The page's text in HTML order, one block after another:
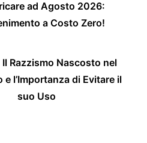
ad Agosto 2026:
a Costo Zero!
Razzismo Nascosto nel
e l’Importanza di Evitare il
suo Uso